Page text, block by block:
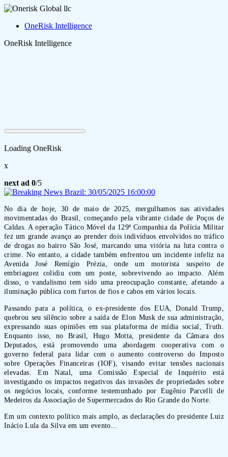
OneRisk Intelligence
OneRisk Intelligence
Loading OneRisk
x
next ad 0/5
No dia de hoje, 30 de maio de 2025, mergulhamos nas atividades
movimentadas do Brasil, começando pela vibrante cidade de Poços de
Caldas. A operação Tático Móvel da 129ª Companhia da Polícia Militar
fez um grande avanço ao prender dois indivíduos envolvidos no tráfico
de drogas no bairro São José, marcando uma vitória na luta contra o
crime. No entanto, a cidade também enfrentou um incidente infeliz na
Avenida José Remígio Prézia, onde um motorista suspeito de
embriaguez colidiu com um poste, sobrevivendo ao impacto. Além
disso, o vandalismo tem sido uma preocupação constante, afetando a
iluminação pública com furtos de fios e cabos em vários locais.
Passando para a política, o ex-presidente dos EUA, Donald Trump,
quebrou seu silêncio sobre a saída de Elon Musk de sua administração,
expressando suas opiniões em sua plataforma de mídia social, Truth.
Enquanto isso, no Brasil, Hugo Motta, presidente da Câmara dos
Deputados, está promovendo uma abordagem cooperativa com o
governo federal para lidar com o aumento controverso do Imposto
sobre Operações Financeiras (IOF), visando evitar tensões nacionais
elevadas. Em Natal, uma Comissão Especial de Inquérito está
investigando os impactos negativos das invasões de propriedades sobre
os negócios locais, conforme testemunhado por Eugênio Parcelli de
Medeiros da Associação de Supermercados do Rio Grande do Norte.
Em um contexto político mais amplo, as declarações do presidente Luiz
Inácio Lula da Silva em um evento...